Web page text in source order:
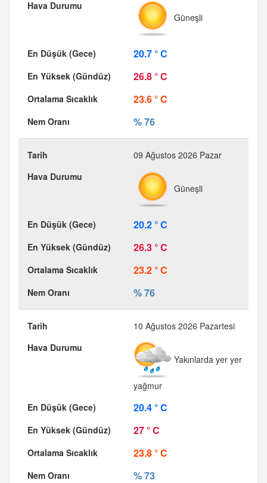
Güneşli
20.7 ° C
26.8 ° C
23.6 ° C
% 76
09 Ağustos 2026 Pazar
Güneşli
20.2 ° C
26.3 ° C
23.2 ° C
% 76
10 Ağustos 2026 Pazartesi
Yakınlarda yer yer
yağmur
20.4 ° C
27 ° C
23.8 ° C
% 73